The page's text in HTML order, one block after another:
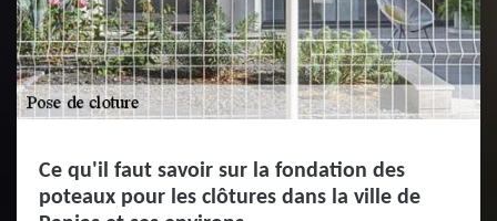
Ce qu'il faut savoir sur la fondation des
poteaux pour les clôtures dans la ville de